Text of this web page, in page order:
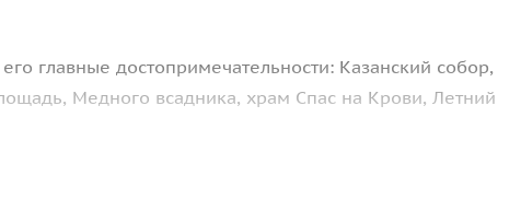
главные достопримечательности: Казанский собор,
Медного всадника, храм Спас на Крови, Летний